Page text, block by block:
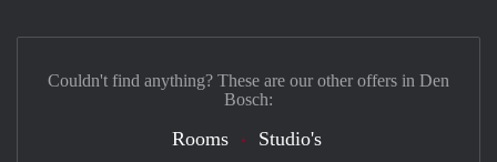
Couldn't find anything? These are our other offers in Den
Bosch:
Rooms Studio's